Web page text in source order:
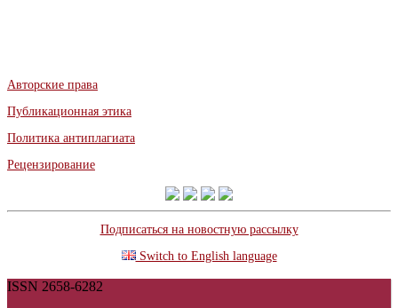
Авторские права
Публикационная этика
Политика антиплагиата
Рецензирование
Подписаться на новостную рассылку
Switch to English language
ISSN 2658-6282